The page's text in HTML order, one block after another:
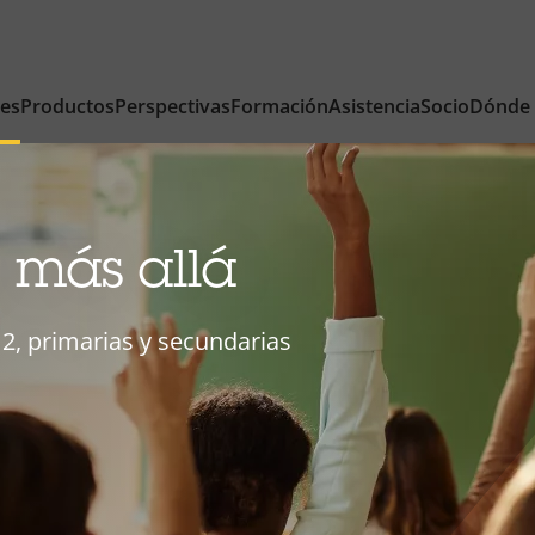
ProductosPerspectivasFormaciónAsistenciaSocio
más allá
primarias y secundarias